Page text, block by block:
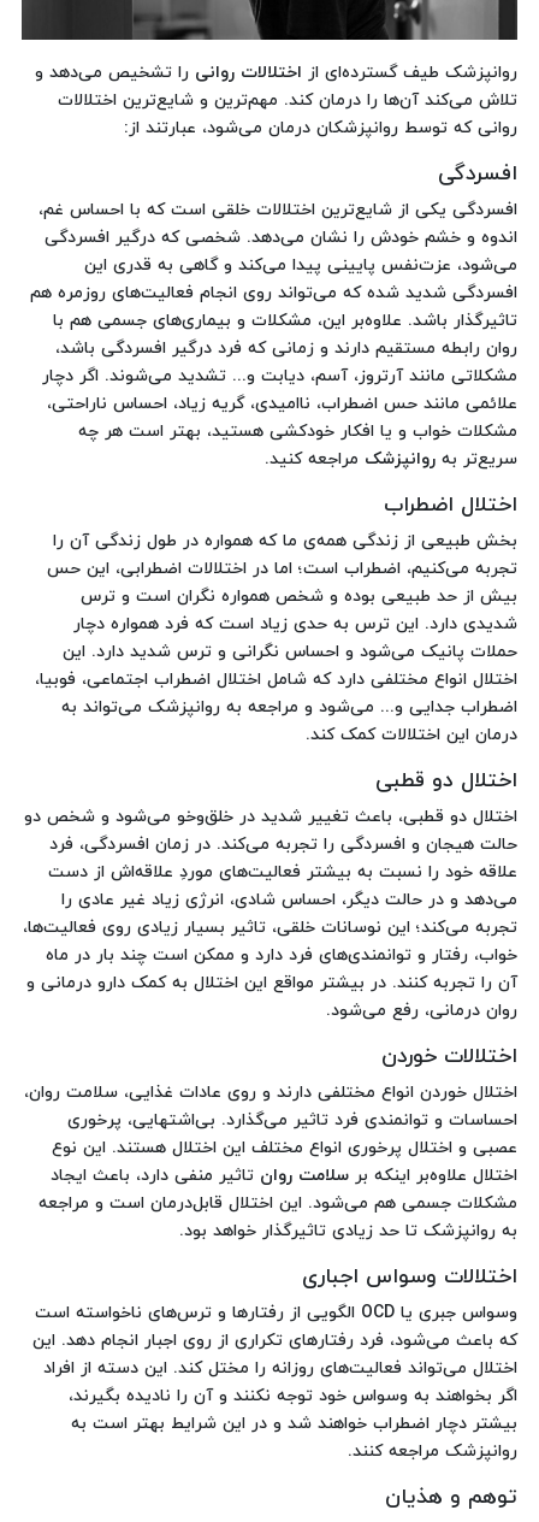
روانپزشک طیف گسترده‌ای از اختلالات روانی را تشخیص می‌دهد و
تلاش می‌کند آن‌ها را درمان کند. مهم‌ترین و شایع‌ترین اختلالات
روانی که توسط روانپزشکان درمان می‌شود، عبارتند از:
افسردگی
افسردگی یکی از شایع‌ترین اختلالات خلقی است که با احساس غم،
اندوه و خشم خودش را نشان می‌دهد. شخصی که درگیر افسردگی
می‌شود، عزت‌نفس پایینی پیدا می‌کند و گاهی به قدری این
افسردگی شدید شده که می‌تواند روی انجام فعالیت‌های روزمره هم
تاثیرگذار باشد. علاوه‌بر این، مشکلات و بیماری‌های جسمی هم با
روان رابطه مستقیم دارند و زمانی که فرد درگیر افسردگی باشد،
مشکلاتی مانند آرتروز، آسم، دیابت و... تشدید می‌شوند. اگر دچار
علائمی مانند حس اضطراب، ناامیدی، گریه زیاد، احساس ناراحتی،
مشکلات خواب و یا افکار خودکشی هستید، بهتر است هر چه
سریع‌تر به روانپزشک مراجعه کنید.
اختلال اضطراب
بخش طبیعی از زندگی همه‌ی ما که همواره در طول زندگی آن را
تجربه می‌کنیم، اضطراب است؛ اما در اختلالات اضطرابی، این حس
بیش از حد طبیعی بوده و شخص همواره نگران است و ترس
شدیدی دارد. این ترس به حدی زیاد است که فرد همواره دچار
حملات پانیک می‌شود و احساس نگرانی و ترس شدید دارد. این
اختلال انواع مختلفی دارد که شامل اختلال اضطراب اجتماعی، فوبیا،
اضطراب جدایی و... می‌شود و مراجعه به روانپزشک می‌تواند به
درمان این اختلالات کمک کند.
اختلال دو قطبی
اختلال دو قطبی، باعث تغییر شدید در خلق‌وخو می‌شود و شخص دو
حالت هیجان و افسردگی را تجربه می‌کند. در زمان افسردگی، فرد
علاقه خود را نسبت به بیشتر فعالیت‌های موردِ علاقه‌اش از دست
می‌دهد و در حالت دیگر، احساس شادی، انرژی زیاد غیر عادی را
تجربه می‌کند؛ این نوسانات خلقی، تاثیر بسیار زیادی روی فعالیت‌ها،
خواب، رفتار و توانمندی‌های فرد دارد و ممکن است چند بار در ماه
آن را تجربه کنند. در بیشتر مواقع این اختلال به کمک دارو درمانی و
روان درمانی، رفع می‌شود.
اختلالات خوردن
اختلال خوردن انواع مختلفی دارند و روی عادات غذایی، سلامت روان،
احساسات و توانمندی فرد تاثیر می‌گذارد. بی‌اشتهایی، پرخوری
عصبی و اختلال پرخوری انواع مختلف این اختلال هستند. این نوع
اختلال علاوه‌بر اینکه بر سلامت روان تاثیر منفی دارد، باعث ایجاد
مشکلات جسمی هم می‌شود. این اختلال قابل‌درمان است و مراجعه
به روانپزشک تا حد زیادی تاثیرگذار خواهد بود.
اختلالات وسواس اجباری
وسواس جبری یا OCD الگویی از رفتارها و ترس‌های ناخواسته است
که باعث می‌شود، فرد رفتارهای تکراری از روی اجبار انجام دهد. این
اختلال می‌تواند فعالیت‌های روزانه را مختل کند. این دسته از افراد
اگر بخواهند به وسواس خود توجه نکنند و آن را نادیده بگیرند،
بیشتر دچار اضطراب خواهند شد و در این شرایط بهتر است به
روانپزشک مراجعه کنند.
توهم و هذیان